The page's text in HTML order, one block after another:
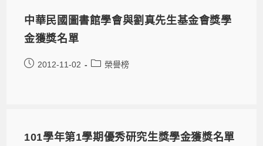
中華民國圖書館學會與劉真先生基金會獎學
金獲獎名單
2012-11-02 榮譽榜
101學年第1學期優秀研究生獎學金獲獎名單